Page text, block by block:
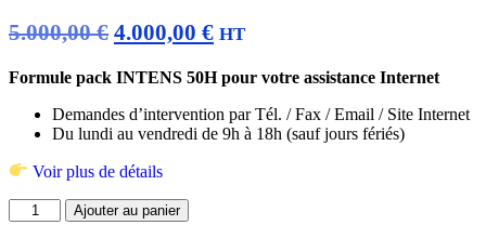
5.000,00€ 4.000,00 € HT
Formule pack INTENS 50H pour votre assistance Internet
Demandes d’intervention par Tél. / Fax / Email / Site Internet
Du lundi au vendredi de 9h à 18h (sauf jours fériés)
Voir plus de détails
Ajouter au panier